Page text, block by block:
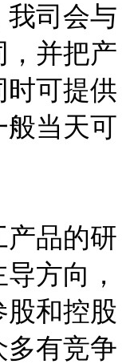
我司会与
，并把产
时可提供
般当天可
产品的研
方向，
股和控股
多有竞争